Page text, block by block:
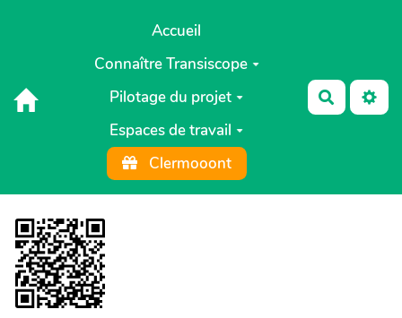
Aller au contenu principal
Accueil
Connaître Transiscope
Pilotage du projet
Espaces de travail
Clermooont